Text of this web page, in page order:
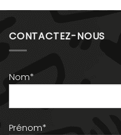
CONTACTEZ-NOUS
Nom*
Prénom*